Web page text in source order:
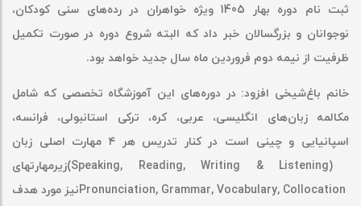
ثبت نام دوره بهار 1405 ویژه خواهران در رده‌های سنی کودکان،
نوجوانان و بزرگسالان خبر داد که البته شروع دوره در صورت تکمیل
ظرفیت از نیمه دوم فروردین ماه سال جدید خواهد بود.
خانم باغ‌شیخی افزود: در دوره‌های این آموزشگاه تخصصی که شامل
مکالمه زبان‌های انگلیسی، عربی، کره، ترکی استانبولی، فرانسه،
اسپانیایی و چینی است در کنار تدریس هر ۴ مهارت اصلی زبان
(Speaking, Reading, Writing & Listening)زیرمهارتهای
Pronunciation, Grammar, Vocabulary, Collocationنیز مورد هدف